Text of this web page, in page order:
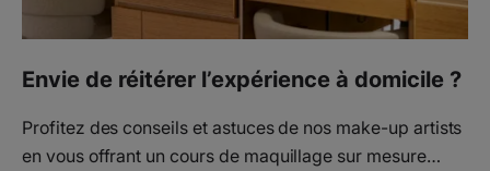
Envie de réitérer l’expérience à domicile ?
Profitez des conseils et astuces de nos make-up artists
en vous offrant un cours de maquillage sur mesure…